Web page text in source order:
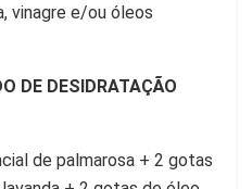
vinagre e/ou óleos
DE DESIDRATAÇÃO
de palmarosa + 2 gotas